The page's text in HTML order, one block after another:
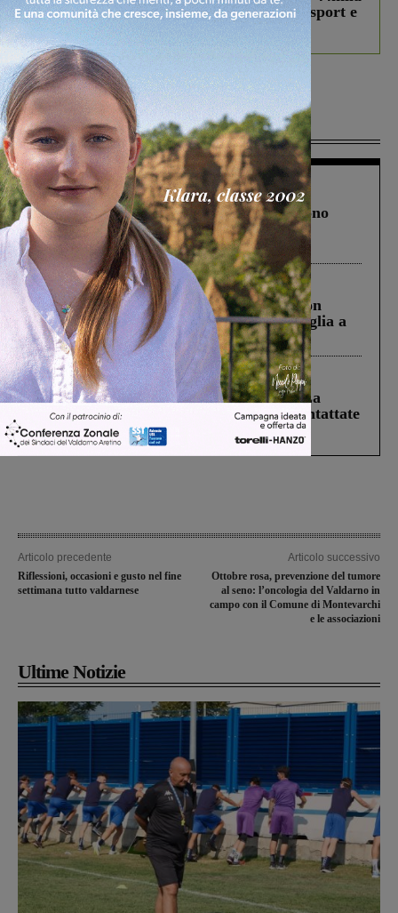
studenti coinvolti, torna il bando per lo sport e
debutta il podcast Estrair
Più lette
Cronaca 4 Agosto 2026
Un anno fa la strage in A1 in cui morirono
Gianni, Giulia e Franco. Lo schianto, il
processo, lo stop ai sorpassi fra tir....
Cronaca 3 Agosto 2026
Scomparso da una struttura di Castiglion
Fiorentino l’uomo che aveva ucciso la figlia a
Levane nel 2020
Cronaca 5 Agosto 2026
Continuano le ricerche di Miah Billal. La
Prefettura: “In caso di avvistamento contattate
il 112”
Articolo precedente
Riflessioni, occasioni e gusto nel fine
settimana tutto valdarnese
Articolo successivo
Ottobre rosa, prevenzione del tumore
al seno: l’oncologia del Valdarno in
campo con il Comune di Montevarchi
e le associazioni
Ultime Notizie